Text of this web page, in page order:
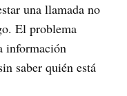
una llamada no
El problema
información
saber quién está